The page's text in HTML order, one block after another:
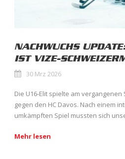
NACHWUCHS
IST VIZE-
30 Mrz 2026
Die U16-Elit spielte am vergangenen
gegen den HC Davos. Nach einem
umkämpften Spiel mussten sich
Mehr lesen